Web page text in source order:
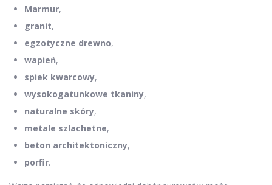
Marmur,
granit,
egzotyczne drewno,
wapień,
spiek kwarcowy,
wysokogatunkowe tkaniny,
naturalne skóry,
metale szlachetne,
beton architektoniczny,
porfir.